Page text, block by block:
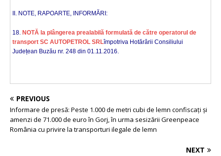
II. NOTE, RAPOARTE, INFORMĂRI:
18. NOTĂ la plângerea prealabilă formulată de către operatorul de
transport SC AUTOPETROL SRLîmpotriva Hotărârii Consiliului
Județean Buzău nr. 248 din 01.11.2016.
PREVIOUS
Informare de presă: Peste 1.000 de metri cubi de lemn confiscați și
amenzi de 71.000 de euro în Gorj, în urma sesizării Greenpeace
România cu privire la transporturi ilegale de lemn
NEXT